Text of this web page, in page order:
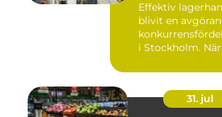
Effektiv
blivit en
i Stockholm.
31. jul